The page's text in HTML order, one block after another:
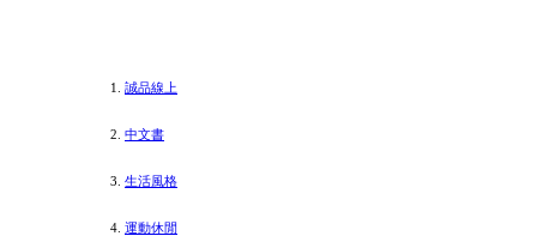
誠品線上
中文書
生活風格
運動休閒